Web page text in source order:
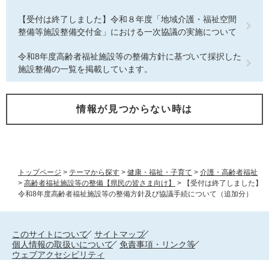
トップページ > テーマから探す > 健康・福祉・子育て > 介護・高齢者福祉
> 高齢者福祉施設等の整備【県民の皆さま向け】 >
【受付は終了しました】
令和8年度高齢者福祉施設等の整備方針及び協議手続について（追加分）
【受付は終了しました】令和８年度「地域介護・福祉空間
整備等施設整備交付金」における一次協議の実施について
令和8年度高齢者福祉施設等の整備方針に基づいて採択した
施設整備の一覧を掲載しています。
情報が見つからない時は
このサイトについて
サイトマップ
個人情報の取扱いについて
免責事項・リンク等
ウェブアクセシビリティ